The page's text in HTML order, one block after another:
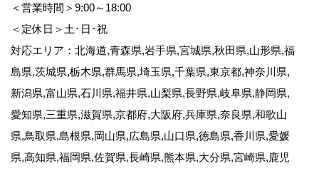
＜営業時間＞9:00～18:00
＜定休日＞土･日･祝
対応エリア：北海道,青森県,岩手県,宮城県,秋田県,山形県,福
島県,茨城県,栃木県,群馬県,埼玉県,千葉県,東京都,神奈川県,
新潟県,富山県,石川県,福井県,山梨県,長野県,岐阜県,静岡県,
愛知県,三重県,滋賀県,京都府,大阪府,兵庫県,奈良県,和歌山
県,鳥取県,島根県,岡山県,広島県,山口県,徳島県,香川県,愛媛
県,高知県,福岡県,佐賀県,長崎県,熊本県,大分県,宮崎県,鹿児